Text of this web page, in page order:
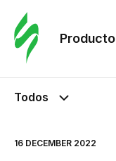
Producto
Todos
16 DECEMBER 2022